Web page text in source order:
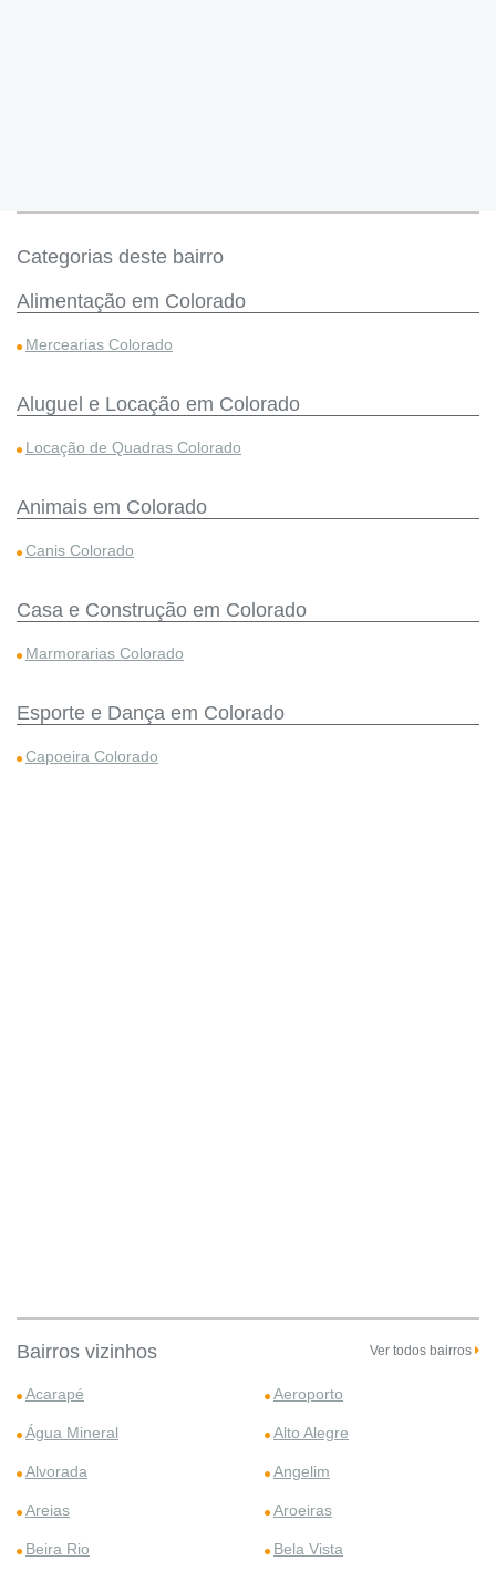
Categorias deste bairro
Alimentação em Colorado
Mercearias Colorado
Aluguel e Locação em Colorado
Locação de Quadras Colorado
Animais em Colorado
Canis Colorado
Casa e Construção em Colorado
Marmorarias Colorado
Esporte e Dança em Colorado
Capoeira Colorado
Bairros vizinhos Ver todos bairros
Acarapé Aeroporto
Água Mineral Alto Alegre
Alvorada Angelim
Areias Aroeiras
Beira Rio Bela Vista